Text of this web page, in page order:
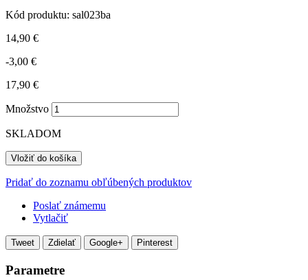
Kód produktu: sal023ba
14,90 €
-3,00 €
17,90 €
Množstvo
SKLADOM
Vložiť do košíka
Pridať do zoznamu obľúbených produktov
Poslať známemu
Vytlačiť
Tweet Zdielať Google+ Pinterest
Parametre